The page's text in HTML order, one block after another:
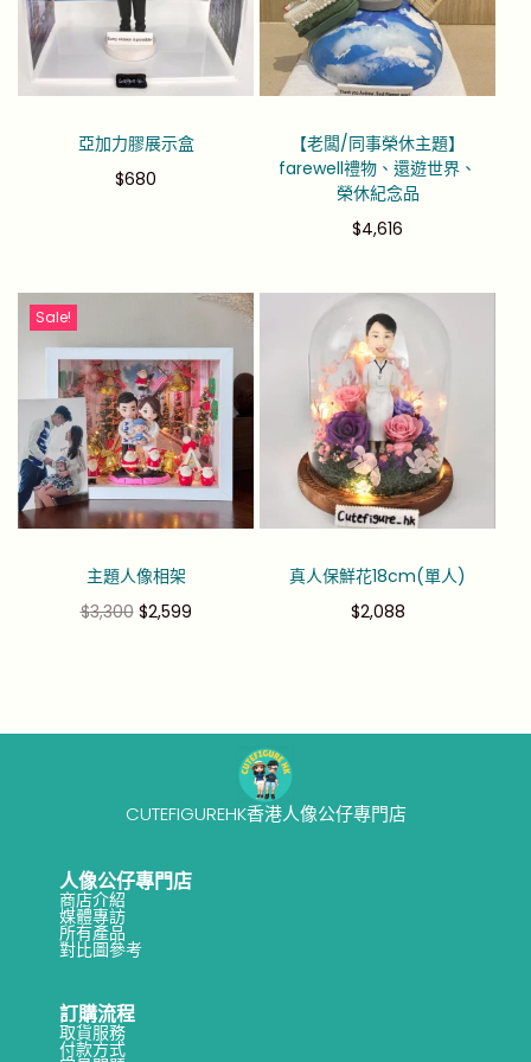
亞加力膠展示盒
$680
【老闆/同事榮休主題】
farewell禮物、還遊世界、
榮休紀念品
$4,616
Sale!
主題人像相架
$3,300 $2,599
真人保鮮花18cm(單人)
$2,088
CUTEFIGUREHK香港人像公仔專門店
人像公仔專門店
商店介紹
媒體專訪
所有產品
對比圖參考
訂購流程
取貨服務
付款方式